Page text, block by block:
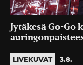
Jytäkesä Go-Go
LIVEKUVAT 3.8.